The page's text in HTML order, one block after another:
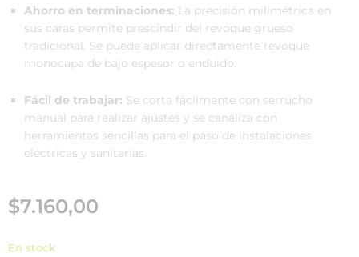
Ahorro en terminaciones: La precisión milimétrica en
sus caras permite prescindir del revoque grueso
tradicional. Se puede aplicar directamente revoque
monocapa de bajo espesor o enduido.
Fácil de trabajar: Se corta fácilmente con serrucho
manual para realizar ajustes y se canaliza con
herramientas sencillas para el paso de instalaciones
eléctricas y sanitarias.
$7.160,00
En stock